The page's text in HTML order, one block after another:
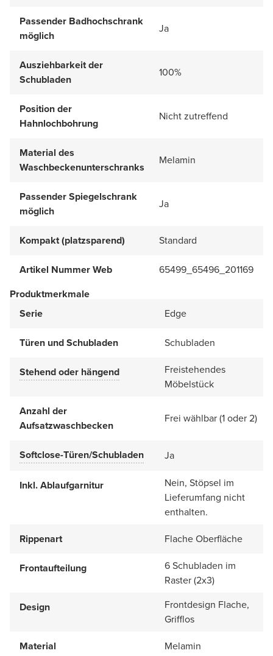
Passender Badhochschrank
möglich
Ja
Ausziehbarkeit der
Schubladen
100%
Position der
Hahnlochbohrung
Nicht zutreffend
Material des
Waschbeckenunterschranks
Melamin
Passender Spiegelschrank
möglich
Ja
Kompakt (platzsparend) Standard
Artikel Nummer Web
65499_65496_201169
Produktmerkmale
Serie
Edge
Türen und Schubladen Schubladen
Stehend oder hängend
Freistehendes
Möbelstück
Anzahl der
Aufsatzwaschbecken
Frei wählbar (1 oder 2)
Softclose-Türen/Schubladen Ja
Inkl. Ablaufgarnitur
Nein, Stöpsel im
Lieferumfang nicht
enthalten.
Rippenart
Flache Oberfläche
Frontaufteilung
6 Schubladen im
Raster (2x3)
Design
Frontdesign Flache,
Grifflos
Material
Melamin